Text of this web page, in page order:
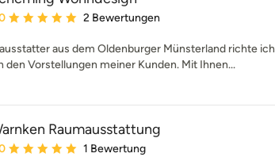
Bewertung: 5 von 5 Sternen
2 Bewertungen
aus dem Oldenburger Münsterland richte ich
den Vorstellungen meiner Kunden. Mit Ihnen...
Raumausstattung
Bewertung: 5 von 5 Sternen
1 Bewertung